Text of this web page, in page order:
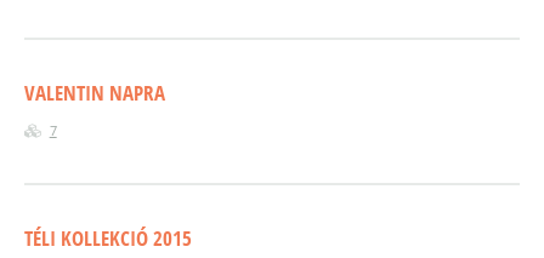
VALENTIN NAPRA
7
TÉLI KOLLEKCIÓ 2015